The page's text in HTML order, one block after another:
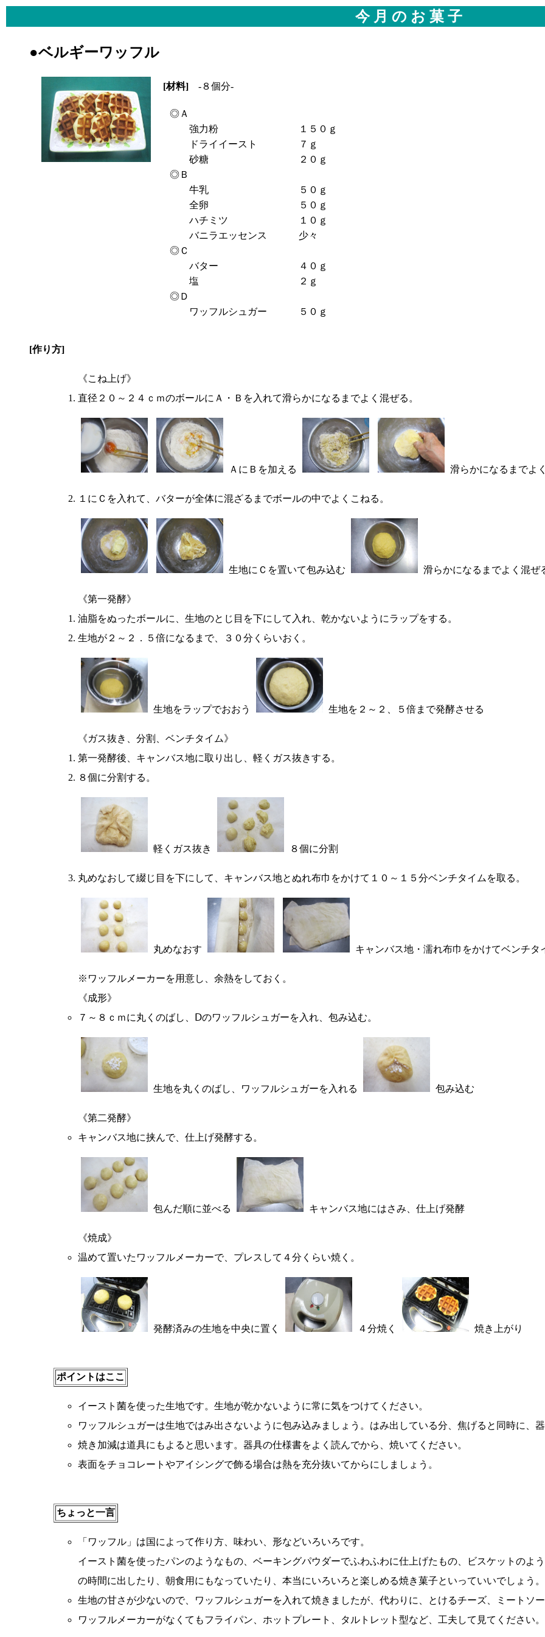
今 月 の お 菓 子
●ベルギーワッフル
[材料] -８個分-
◎Ａ
強力粉
１５０ｇ
ドライイースト
７ｇ
砂糖
２０ｇ
◎Ｂ
牛乳
５０ｇ
全卵
５０ｇ
ハチミツ
１０ｇ
バニラエッセンス
少々
◎Ｃ
バター
４０ｇ
塩
２ｇ
◎Ｄ
ワッフルシュガー
５０ｇ
[作り方]
《こね上げ》
直径２０～２４ｃｍのボールにＡ・Ｂを入れて滑らかになるまでよく混ぜる。
ＡにＢを加える 滑らかになるまでよ
１にＣを入れて、バターが全体に混ざるまでボールの中でよくこねる。
生地にＣを置いて包み込む 滑らかになるまでよく混ぜ
《第一発酵》
油脂をぬったボールに、生地のとじ目を下にして入れ、乾かないようにラップをする。
生地が２～２．５倍になるまで、３０分くらいおく。
生地をラップでおおう 生地を２～２、５倍まで発酵させる
《ガス抜き、分割、ベンチタイム》
第一発酵後、キャンバス地に取り出し、軽くガス抜きする。
８個に分割する。
軽くガス抜き ８個に分割
丸めなおして綴じ目を下にして、キャンバス地とぬれ布巾をかけて１０～１５分ベンチタイムを取る。
丸めなおす キャンバス地・濡れ布巾をかけてベンチタ
※ワッフルメーカーを用意し、余熱をしておく。
《成形》
７～８ｃｍに丸くのばし、Ⅾのワッフルシュガーを入れ、包み込む。
生地を丸くのばし、ワッフルシュガーを入れる 包み込む
《第二発酵》
キャンバス地に挟んで、仕上げ発酵する。
包んだ順に並べる キャンバス地にはさみ、仕上げ発酵
《焼成》
温めて置いたワッフルメーカーで、プレスして４分くらい焼く。
発酵済みの生地を中央に置く ４分焼く 焼き上がり
ポイントはここ
イースト菌を使った生地です。生地が乾かないように常に気をつけてください。
ワッフルシュガーは生地ではみ出さないように包み込みましょう。はみ出している分、焦げると同時に、
焼き加減は道具にもよると思います。器具の仕様書をよく読んでから、焼いてください。
表面をチョコレートやアイシングで飾る場合は熱を充分抜いてからにしましょう。
ちょっと一言
「ワッフル」は国によって作り方、味わい、形などいろいろです。
イースト菌を使ったパンのようなもの、ベーキングパウダーでふわふわに仕上げたもの、ビスケットのよ
の時間に出したり、朝食用にもなっていたり、本当にいろいろと楽しめる焼き菓子といっていいでしょう。
生地の甘さが少ないので、ワッフルシュガーを入れて焼きましたが、代わりに、とけるチーズ、ミートソ
ワッフルメーカーがなくてもフライパン、ホットプレート、タルトレット型など、工夫して見てください。